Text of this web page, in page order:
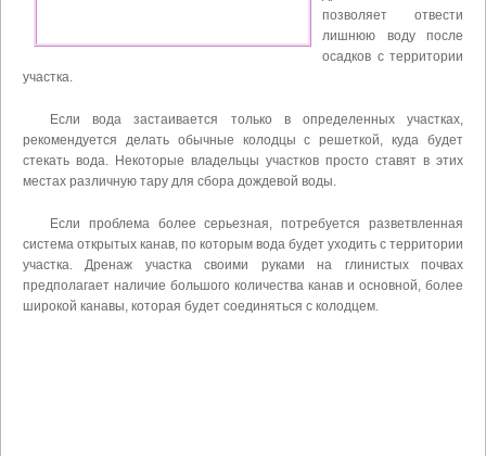
позволяет отвести
лишнюю воду после
осадков с территории
участка.
Если вода застаивается только в определенных участках,
рекомендуется делать обычные колодцы с решеткой, куда будет
стекать вода. Некоторые владельцы участков просто ставят в этих
местах различную тару для сбора дождевой воды.
Если проблема более серьезная, потребуется разветвленная
система открытых канав, по которым вода будет уходить с территории
участка. Дренаж участка своими руками на глинистых почвах
предполагает наличие большого количества канав и основной, более
широкой канавы, которая будет соединяться с колодцем.